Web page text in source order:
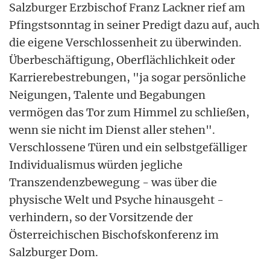
Salzburger Erzbischof Franz Lackner rief am
Pfingstsonntag in seiner Predigt dazu auf, auch
die eigene Verschlossenheit zu überwinden.
Überbeschäftigung, Oberflächlichkeit oder
Karrierebestrebungen, "ja sogar persönliche
Neigungen, Talente und Begabungen
vermögen das Tor zum Himmel zu schließen,
wenn sie nicht im Dienst aller stehen".
Verschlossene Türen und ein selbstgefälliger
Individualismus würden jegliche
Transzendenzbewegung - was über die
physische Welt und Psyche hinausgeht -
verhindern, so der Vorsitzende der
Österreichischen Bischofskonferenz im
Salzburger Dom.